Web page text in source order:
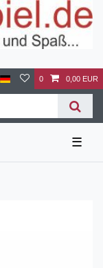
0 0,00 EUR
☰